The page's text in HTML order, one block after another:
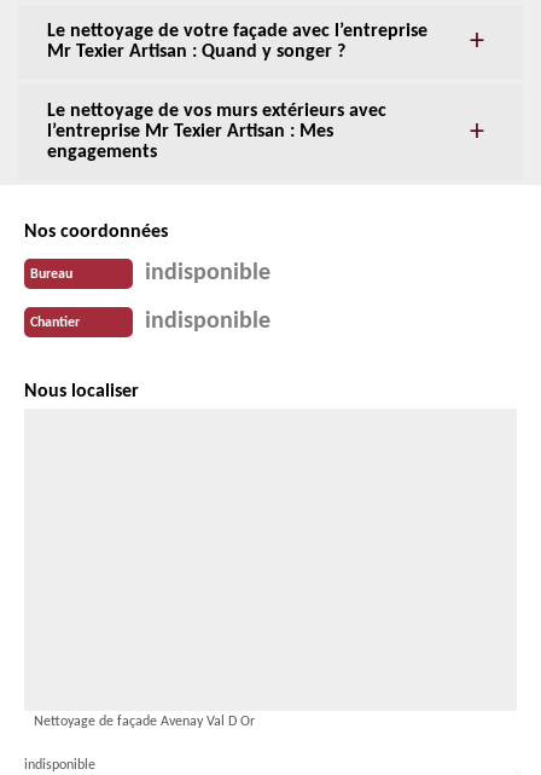
Le nettoyage de votre façade avec l’entreprise
Mr Texier Artisan : Quand y songer ?
Le nettoyage de vos murs extérieurs avec
l’entreprise Mr Texier Artisan : Mes
engagements
Nos coordonnées
Bureau indisponible
Chantier indisponible
Nous localiser
Nettoyage de façade Avenay Val D Or
indisponible